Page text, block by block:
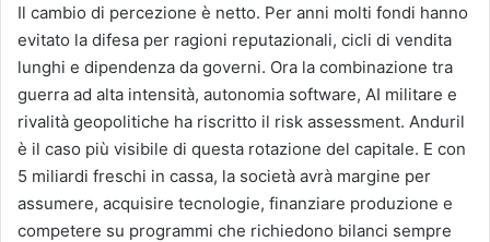
Il cambio di percezione è netto. Per anni molti fondi hanno
evitato la difesa per ragioni reputazionali, cicli di vendita
lunghi e dipendenza da governi. Ora la combinazione tra
guerra ad alta intensità, autonomia software, AI militare e
rivalità geopolitiche ha riscritto il risk assessment. Anduril
è il caso più visibile di questa rotazione del capitale. E con
5 miliardi freschi in cassa, la società avrà margine per
assumere, acquisire tecnologie, finanziare produzione e
competere su programmi che richiedono bilanci sempre